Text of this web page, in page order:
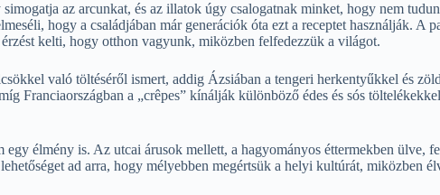
az arcunkat, és az illatok úgy csalogatnak minket, hogy nem
hogy a családjában már generációk óta ezt a receptet használják. A
kelti, hogy otthon vagyunk, miközben felfedezzük a világot.
való töltéséről ismert, addig Ázsiában a tengeri herkentyűkkel és
Franciaországban a „crêpes” kínálják különböző édes és sós
élmény is. Az utcai árusok mellett, a hagyományos éttermekben ülve,
ad arra, hogy mélyebben megértsük a helyi kultúrát, miközben